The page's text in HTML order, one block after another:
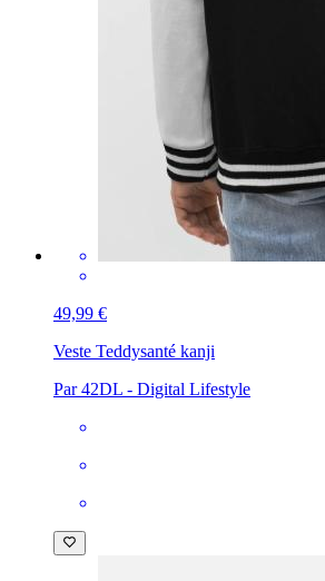
49,99 €
Veste Teddysanté kanji
Par 42DL - Digital Lifestyle